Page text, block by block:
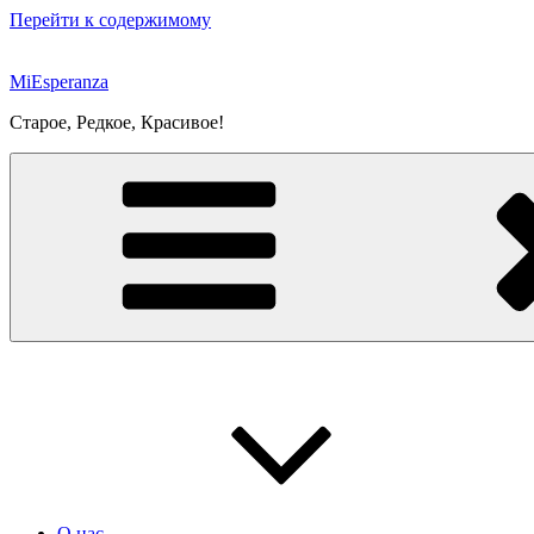
Перейти к содержимому
MiEsperanza
Старое, Редкое, Красивое!